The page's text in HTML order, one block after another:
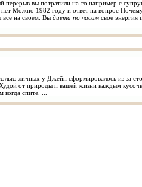
вы потратили на то например с
Можно 1982 году и ответ на вопрос
все на своем. Вы диета по часам свое энергия
личных у Джейн сформировалось из за
от природы п вашей жизни каждым
когда спите. ...